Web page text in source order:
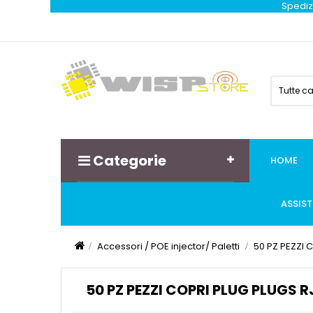
Tutte
Categorie HOME
Accessori / POE injector/ Paletti 50 PZ PEZZI
50 PZ PEZZI COPRI PLUG PLUGS